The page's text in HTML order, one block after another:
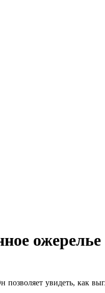
ожерелье
увидеть, как